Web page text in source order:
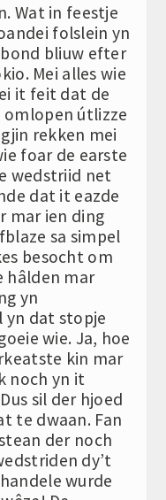
Wat in feestje
folslein yn
bliuw efter
Mei alles wie
it feit dat de
útlizze
rekken mei
foar de earste
wedstriid net
dat it eazde
mar ien ding
sa simpel
besocht om
hâlden mar
yn
yn dat stopje
wie. Ja, hoe
kin mar
noch yn it
sil der hjoed
te dwaan. Fan
der noch
dy’t
wurde